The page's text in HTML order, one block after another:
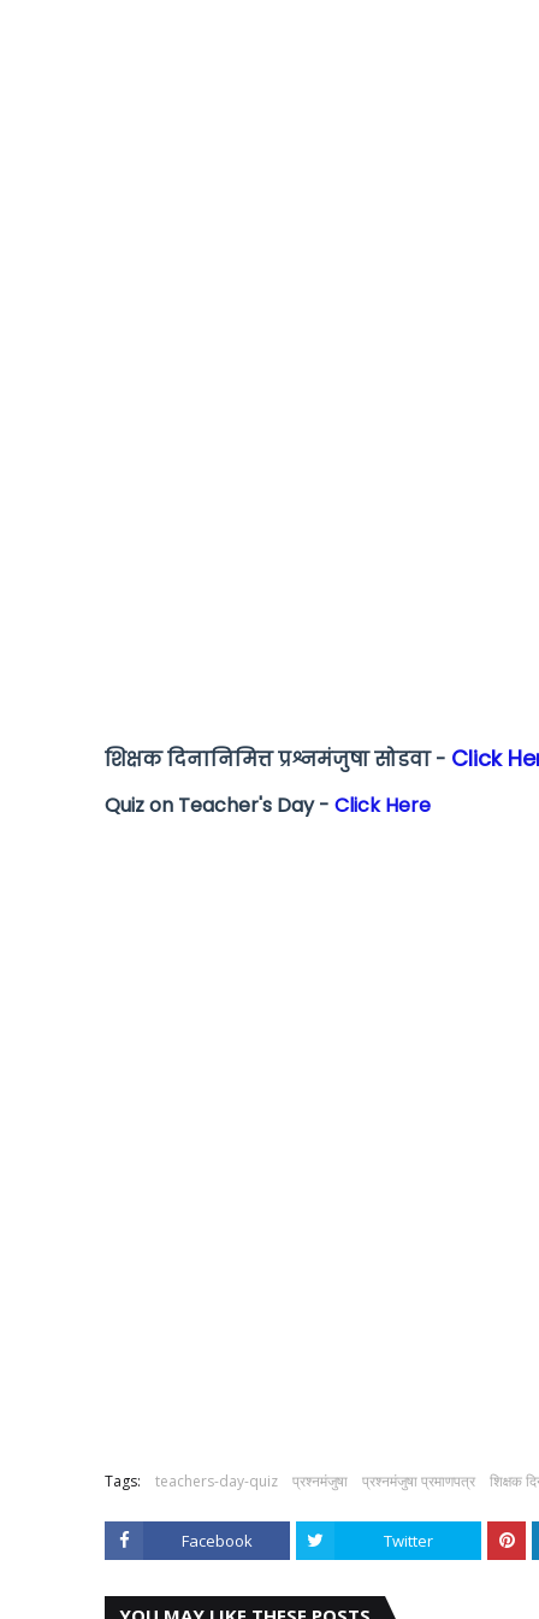
शिक्षक दिनानिमित्त प्रश्नमंजुषा सोडवा - Click
Quiz on Teacher's Day - Click Here
Tags: teachers-day-quiz प्रश्नमंजुषा प्रश्नमंजुषा प्रमाणपत्र शिक्षक
Facebook Twitter